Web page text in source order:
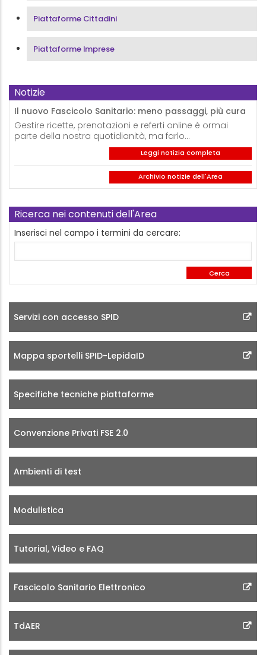
Piattaforme Cittadini
Piattaforme Imprese
Notizie
Il nuovo Fascicolo Sanitario: meno passaggi, più cura
Gestire ricette, prenotazioni e referti online è ormai
parte della nostra quotidianità, ma farlo…
Leggi notizia completa
Archivio notizie dell'Area
Ricerca nei contenuti dell'Area
Inserisci nel campo i termini da cercare:
Servizi con accesso SPID
Mappa sportelli SPID-LepidaID
Specifiche tecniche piattaforme
Convenzione Privati FSE 2.0
Ambienti di test
Modulistica
Tutorial, Video e FAQ
Fascicolo Sanitario Elettronico
TdAER